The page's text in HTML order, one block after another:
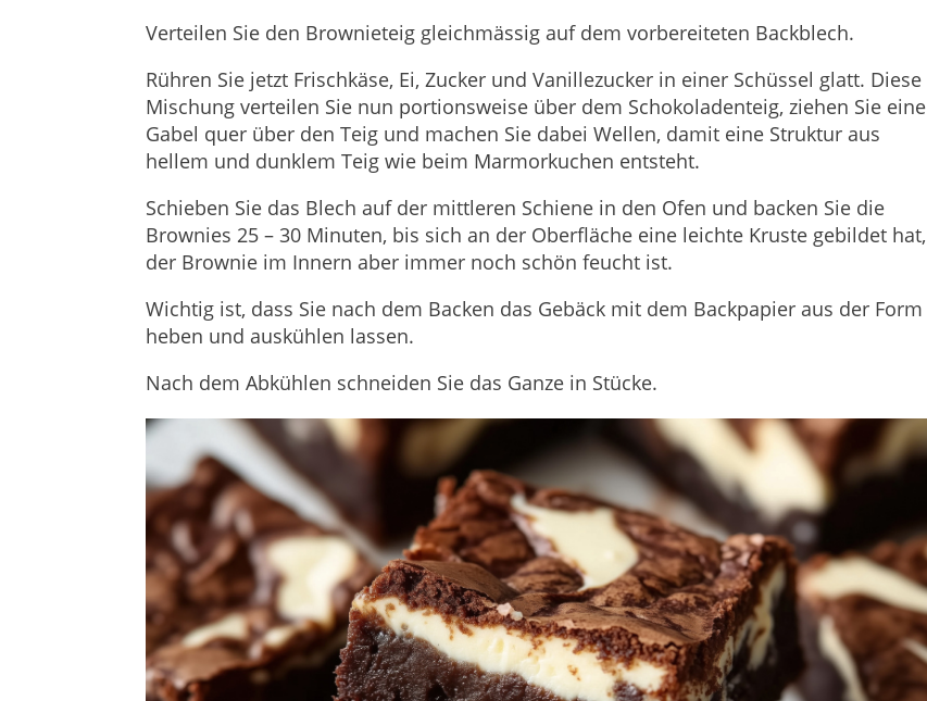
Verteilen Sie den Brownieteig gleichmässig auf dem vorbereiteten Backblech.
Rühren Sie jetzt Frischkäse, Ei, Zucker und Vanillezucker in einer Schüssel glatt. Diese
Mischung verteilen Sie nun portionsweise über dem Schokoladenteig, ziehen Sie eine
Gabel quer über den Teig und machen Sie dabei Wellen, damit eine Struktur aus
hellem und dunklem Teig wie beim Marmorkuchen entsteht.
Schieben Sie das Blech auf der mittleren Schiene in den Ofen und backen Sie die
Brownies 25 – 30 Minuten, bis sich an der Oberfläche eine leichte Kruste gebildet hat,
der Brownie im Innern aber immer noch schön feucht ist.
Wichtig ist, dass Sie nach dem Backen das Gebäck mit dem Backpapier aus der Form
heben und auskühlen lassen.
Nach dem Abkühlen schneiden Sie das Ganze in Stücke.